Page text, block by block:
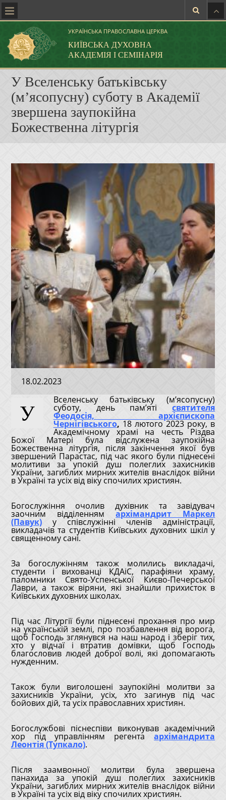
УКРАЇНСЬКА ПРАВОСЛАВНА ЦЕРКВА
КИЇВСЬКА ДУХОВНА
АКАДЕМІЯ І СЕМІНАРІЯ
У Вселенську батьківську
(м’ясопусну) суботу в Академії
звершена заупокійна
Божественна літургія
18.02.2023
У
Вселенську батьківську (м’ясопусну)
суботу, день пам’ятісвятителя
Феодосія, архієпископа
Чернігівського,18 лютого 2023 року, в
Академічному храмі на честь Різдва
Божої Матері була відслужена заупокійна
Божественна літургія, після закінчення якої був
звершений Парастас, під час якого були піднесені
молитиви за упокій душ полеглих захисників
України, загиблих мирних жителів внаслідок війни
в Україні та усіх від віку спочилих християн.
Богослужіння очолив духівник та завідувач
заочним відділенням архімандрит Маркел
(Павук)у співслужінні членів адміністрації,
викладачів та студентів Київських духовних шкіл у
священному сані.
За богослужінням також молились викладачі,
студенти і вихованці КДАіС, парафіяни храму,
паломники Свято-Успенської Києво-Печерської
Лаври, а також віряни, які знайшли прихисток в
Київських духовних школах.
Під час Літургії були піднесені прохання про мир
на українській землі, про позбавлення від ворога,
щоб Господь зглянувся на наш народ і зберіг тих,
хто у відчаї і втратив домівки, щоб Господь
благословив людей доброї волі, які допомагають
нужденним.
Також були виголошені заупокійні молитви за
захисників України, усіх, хто загинув під час
бойових дій, та усіх православних християн.
Богослужбові піснеспіви виконував академічний
хор під управлінням регентаархімандрита
Леонтія (Тупкало).
Після заамвонної молитви була звершена
панахида за упокій душ полеглих захисників
України, загиблих мирних жителів внаслідок війни
в Україні та усіх від віку спочилих християн.